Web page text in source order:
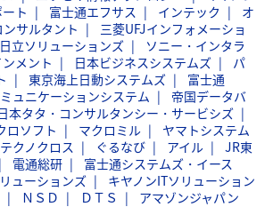
ト
富士通エフサス インテック
オ
サルタント
三菱UFJインフォメーショ
日立ソリューションズ
ソニー・インタラ
メント
日本ビジネスシステムズ
パ
東京海上日動システムズ
富士通
ュニケーションシステム
帝国データバ
本タタ・コンサルタンシー・サービシズ
ロソフト マクロミル
ヤマトシステム
クノクロス ぐるなび アイル
JR東
電通総研
富士通システムズ・イース
ューションズ
キヤノンITソリューション
ＮＳＤ ＤＴＳ アマゾンジャパン